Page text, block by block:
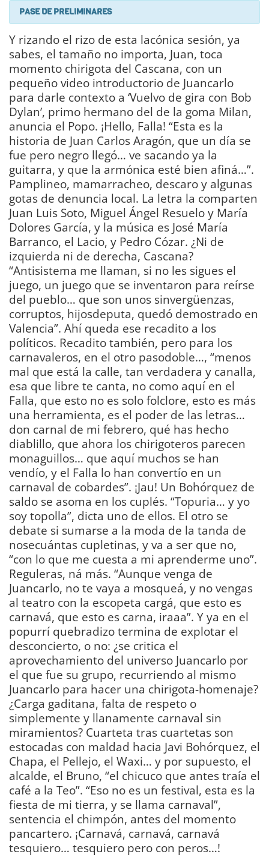
PASE DE PRELIMINARES
Y rizando el rizo de esta lacónica sesión, ya
sabes, el tamaño no importa, Juan, toca
momento chirigota del Cascana, con un
pequeño video introductorio de Juancarlo
para darle contexto a ‘Vuelvo de gira con Bob
Dylan’, primo hermano del de la goma Milan,
anuncia el Popo. ¡Hello, Falla! “Esta es la
historia de Juan Carlos Aragón, que un día se
fue pero negro llegó… ve sacando ya la
guitarra, y que la armónica esté bien afiná…”.
Pamplineo, mamarracheo, descaro y algunas
gotas de denuncia local. La letra la comparten
Juan Luis Soto, Miguel Ángel Resuelo y María
Dolores García, y la música es José María
Barranco, el Lacio, y Pedro Cózar. ¿Ni de
izquierda ni de derecha, Cascana?
“Antisistema me llaman, si no les sigues el
juego, un juego que se inventaron para reírse
del pueblo… que son unos sinvergüenzas,
corruptos, hijosdeputa, quedó demostrado en
Valencia”. Ahí queda ese recadito a los
políticos. Recadito también, pero para los
carnavaleros, en el otro pasodoble…, “menos
mal que está la calle, tan verdadera y canalla,
esa que libre te canta, no como aquí en el
Falla, que esto no es solo folclore, esto es más
una herramienta, es el poder de las letras…
don carnal de mi febrero, qué has hecho
diablillo, que ahora los chirigoteros parecen
monaguillos… que aquí muchos se han
vendío, y el Falla lo han convertío en un
carnaval de cobardes”. ¡Jau! Un Bohórquez de
saldo se asoma en los cuplés. “Topuria… y yo
soy topolla”, dicta uno de ellos. El otro se
debate si sumarse a la moda de la tanda de
nosecuántas cupletinas, y va a ser que no,
“con lo que me cuesta a mi aprenderme uno”.
Reguleras, ná más. “Aunque venga de
Juancarlo, no te vaya a mosqueá, y no vengas
al teatro con la escopeta cargá, que esto es
carnavá, que esto es carna, iraaa”. Y ya en el
popurrí quebradizo termina de explotar el
desconcierto, o no: ¿se critica el
aprovechamiento del universo Juancarlo por
el que fue su grupo, recurriendo al mismo
Juancarlo para hacer una chirigota-homenaje?
¿Carga gaditana, falta de respeto o
simplemente y llanamente carnaval sin
miramientos? Cuarteta tras cuartetas son
estocadas con maldad hacia Javi Bohórquez, el
Chapa, el Pellejo, el Waxi… y por supuesto, el
alcalde, el Bruno, “el chicuco que antes traía el
café a la Teo”. “Eso no es un festival, esta es la
fiesta de mi tierra, y se llama carnaval”,
sentencia el chimpón, antes del momento
pancartero. ¡Carnavá, carnavá, carnavá
tesquiero… tesquiero pero con peros…!